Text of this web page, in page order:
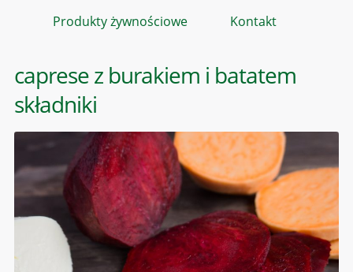
Produkty żywnościowe
Kontakt
caprese z burakiem i batatem
składniki